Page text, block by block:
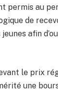
permis au
de
afin
le prix
une